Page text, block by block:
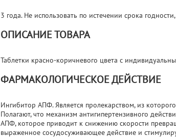
3 года. Не использовать по истечении срока
ОПИСАНИЕ ТОВАРА
Таблетки красно-коричневого цвета с
ФАРМАКОЛОГИЧЕСКОЕ ДЕЙСТВИЕ
Ингибитор АПФ. Является пролекарством, из
Полагают, что механизм антигипертензивного
АПФ, которое приводит к снижению скорости
выраженное сосудосуживающее действие и